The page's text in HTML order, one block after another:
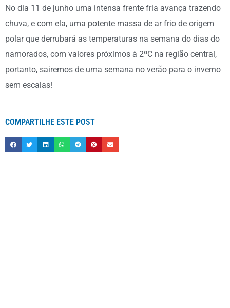
No dia 11 de junho uma intensa frente fria avança trazendo
chuva, e com ela, uma potente massa de ar frio de origem
polar que derrubará as temperaturas na semana do dias do
namorados, com valores próximos à 2ºC na região central,
portanto, sairemos de uma semana no verão para o inverno
sem escalas!
COMPARTILHE ESTE POST